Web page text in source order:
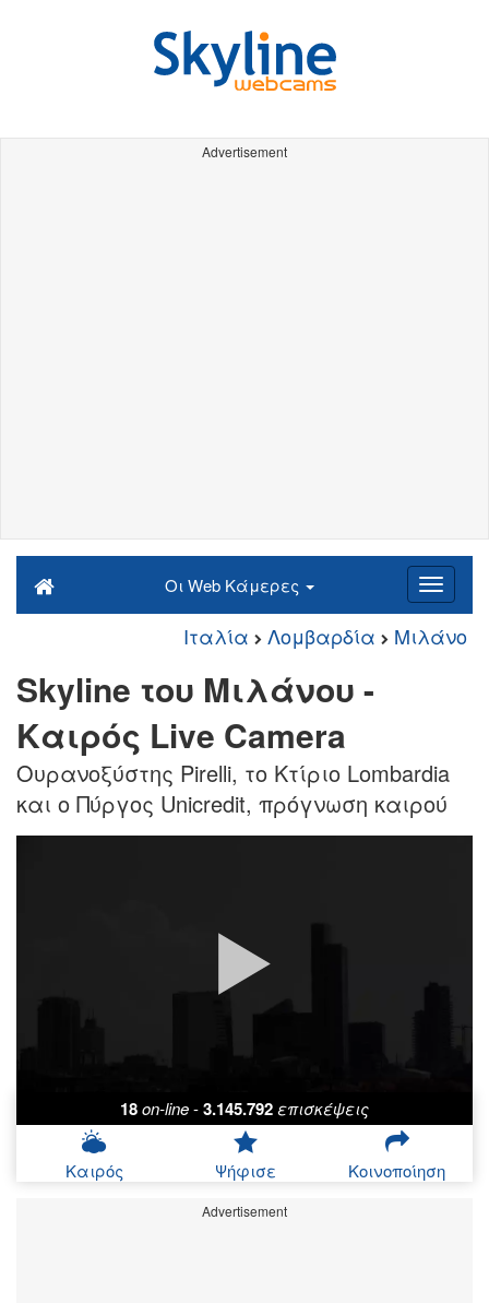
Advertisement
Οι Web Κάμερες
Ιταλία Λομβαρδία Μιλάνο
Skyline του Μιλάνου -
Καιρός Live Camera
Ουρανοξύστης Pirelli, το Κτίριο Lombardia
και ο Πύργος Unicredit, πρόγνωση καιρού
18on-line-3.145.792επισκέψεις
Καιρός Ψήφισε Κοινοποίηση
Advertisement